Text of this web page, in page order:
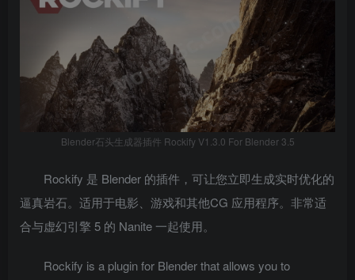
Blender石头生成器插件 Rockify V1.3.0 For Blender 3.5
Rockify 是 Blender 的插件，可让您立即生成实时优化的
逼真岩石。适用于电影、游戏和其他CG 应用程序。非常适
合与虚幻引擎 5 的 Nanite 一起使用。
Rockify is a plugin for Blender that allows you to